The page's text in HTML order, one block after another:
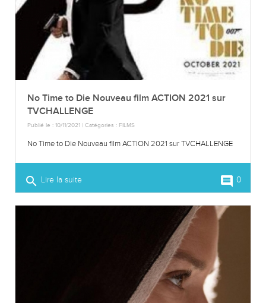
No Time to Die Nouveau film ACTION 2021 sur
TVCHALLENGE
Publié le : 10/11/2021 | Catégories : FILMS
No Time to Die Nouveau film ACTION 2021 sur TVCHALLENGE
search Lire la suite comment 0